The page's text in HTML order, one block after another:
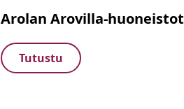
Arolan Arovilla-huoneistot
Tutustu